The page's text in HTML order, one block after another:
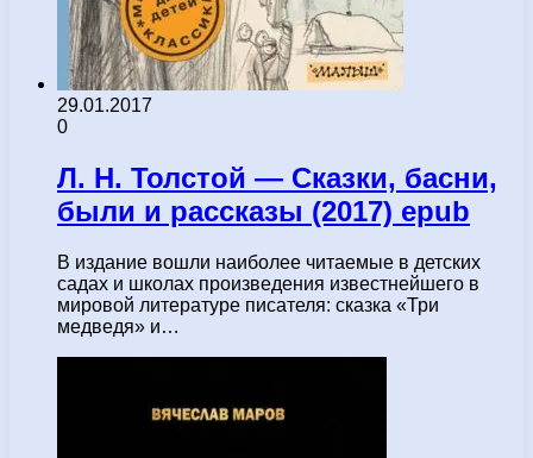
29.01.2017
0
Л. Н. Толстой — Сказки, басни,
были и рассказы (2017) epub
В издание вошли наиболее читаемые в детских
садах и школах произведения известнейшего в
мировой литературе писателя: сказка «Три
медведя» и…